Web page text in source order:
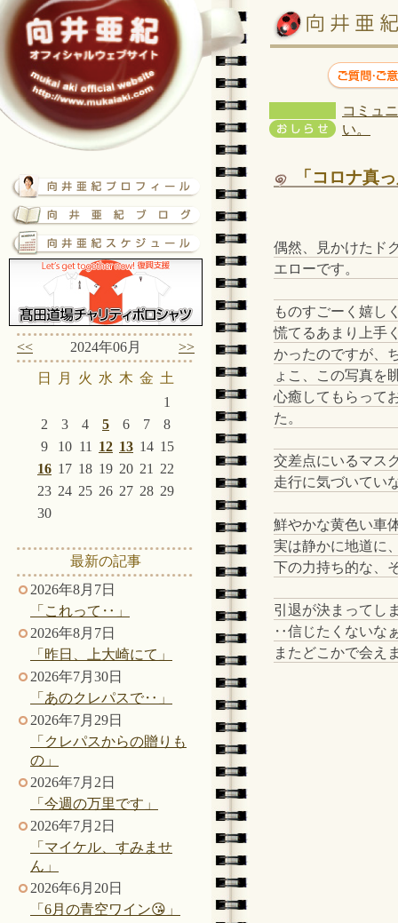
<< 2024年06月 >>
日 月 火 水 木 金 土
1
2
3 4 5 6 7
8
9
10 11 12 13 14 15
16 17 18 19 20 21
22
23 24 25 26 27 28 29
30
最新の記事
2026年8月7日
「これって‥」
2026年8月7日
「昨日、上大崎にて」
2026年7月30日
「あのクレパスで‥」
2026年7月29日
「クレパスからの贈りも
の」
2026年7月2日
「今週の万里です」
2026年7月2日
「マイケル、すみませ
ん」
2026年6月20日
「6月の青空ワイン😘」
コミュ
い。
「コロナ真
偶然、見かけたド
エローです。
ものすごーく嬉し
慌てるあまり上手
かったのですが、
ょこ、この写真を
心癒してもらって
た。
交差点にいるマス
走行に気づいてい
鮮やかな黄色い車
実は静かに地道に
下の力持ち的な、
引退が決まってし
‥信じたくないな
またどこかで会え